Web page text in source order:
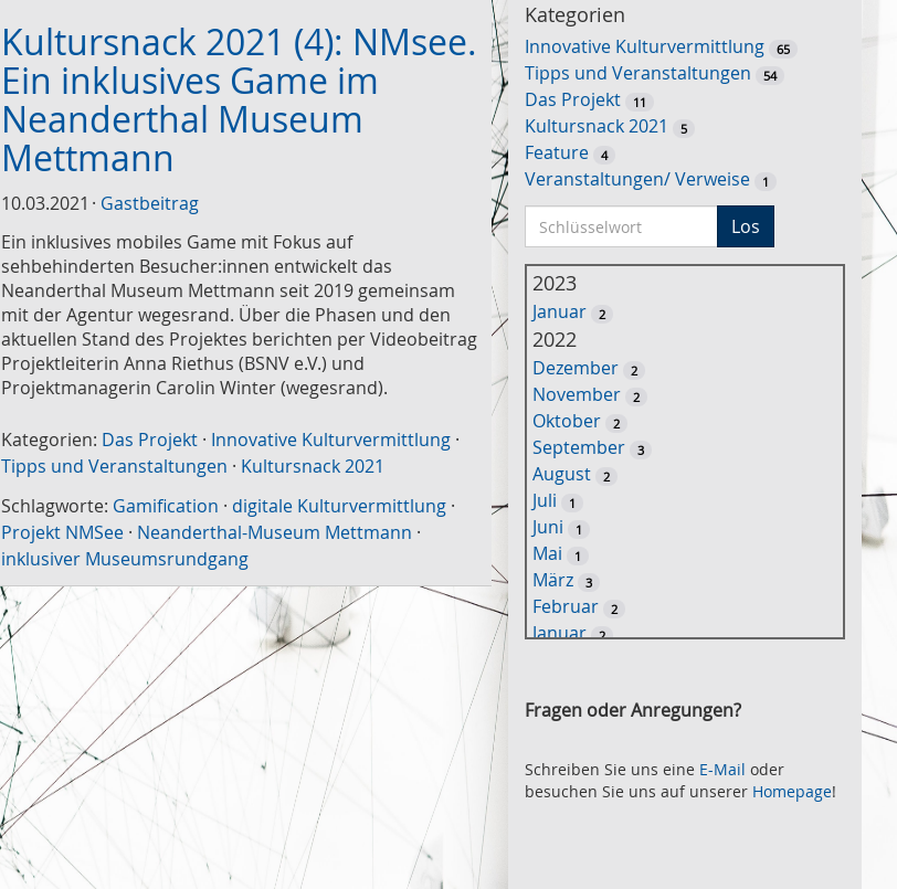
Kultursnack 2021 (4): NMsee.
Ein inklusives Game im
Neanderthal Museum
Mettmann
10.03.2021
Gastbeitrag
Ein inklusives mobiles Game mit Fokus auf
sehbehinderten Besucher:innen entwickelt das
Neanderthal Museum Mettmann seit 2019 gemeinsam
mit der Agentur wegesrand. Über die Phasen und den
aktuellen Stand des Projektes berichten per Videobeitrag
Projektleiterin Anna Riethus (BSNV e.V.) und
Projektmanagerin Carolin Winter (wegesrand).
Kategorien: Das Projekt · Innovative Kulturvermittlung ·
Tipps und Veranstaltungen · Kultursnack 2021
Schlagworte: Gamification · digitale Kulturvermittlung ·
Projekt NMSee · Neanderthal-Museum Mettmann ·
inklusiver Museumsrundgang
Kategorien
Innovative Kulturvermittlung 65
Tipps und Veranstaltungen 54
Das Projekt 11
Kultursnack 2021 5
Feature 4
Veranstaltungen/ Verweise 1
c
h
ü
w
o
r
u
c
Los
2023
Januar 2
2022
Dezember 2
November 2
Oktober 2
September 3
August 2
Juli 1
Juni 1
Mai 1
März 3
Februar 2
Januar 2
Oktober 2
August 2
Juli 2
Fragen oder Anregungen?
Schreiben Sie uns eine E-Mail oder
besuchen Sie uns auf unserer Homepage!